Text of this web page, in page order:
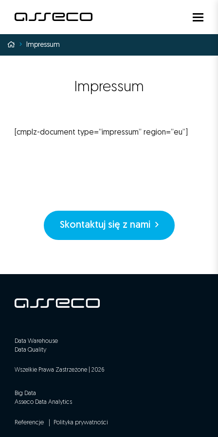
Impressum
Impressum
[cmplz-document type=”impressum” region=”eu”]
Skontaktuj się z nami
Data Warehouse
Data Quality
Wszelkie Prawa Zastrzeżone | 2026
Big Data
Asseco Data Analytics
Referencje Polityka prywatności